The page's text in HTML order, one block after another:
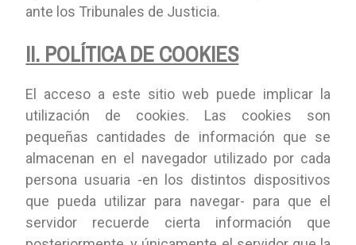
ante los Tribunales de Justicia.
II. POLÍTICA DE COOKIES
El acceso a este sitio web puede implicar la
utilización de cookies. Las cookies son
pequeñas cantidades de información que se
almacenan en el navegador utilizado por cada
persona usuaria -en los distintos dispositivos
que pueda utilizar para navegar- para que el
servidor recuerde cierta información que